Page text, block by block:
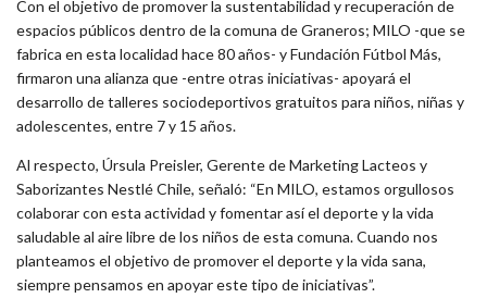
Con el objetivo de promover la sustentabilidad y recuperación de
espacios públicos dentro de la comuna de Graneros; MILO -que se
fabrica en esta localidad hace 80 años- y Fundación Fútbol Más,
firmaron una alianza que -entre otras iniciativas- apoyará el
desarrollo de talleres sociodeportivos gratuitos para niños, niñas y
adolescentes, entre 7 y 15 años.
Al respecto, Úrsula Preisler, Gerente de Marketing Lacteos y
Saborizantes Nestlé Chile, señaló: “En MILO, estamos orgullosos
colaborar con esta actividad y fomentar así el deporte y la vida
saludable al aire libre de los niños de esta comuna.Cuando nos
planteamos el objetivo de promover el deporte y la vida sana,
siempre pensamos en apoyar este tipo de iniciativas”.